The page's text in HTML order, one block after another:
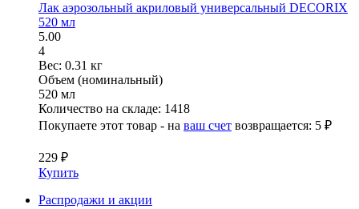
Лак аэрозольный акриловый универсальный DECORIX
520 мл
5.00
4
Вес: 0.31 кг
Объем (номинальный)
520 мл
Количество на складе: 1418
Покупаете этот товар - на ваш счет возвращается: 5 ₽
229 ₽
Купить
Распродажи и акции